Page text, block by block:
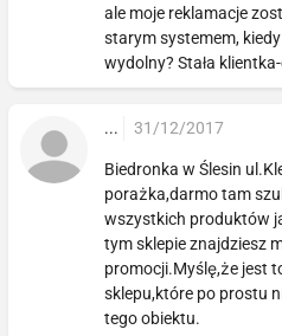
ale moje reklamacje
starym systemem,
wydolny? Stała
... 31/12/2017
Biedronka w Ślesin
porażka,darmo tam
wszystkich produktów
tym sklepie znajdziesz
promocji.Myślę,że jest
sklepu,które po prostu
tego obiektu.